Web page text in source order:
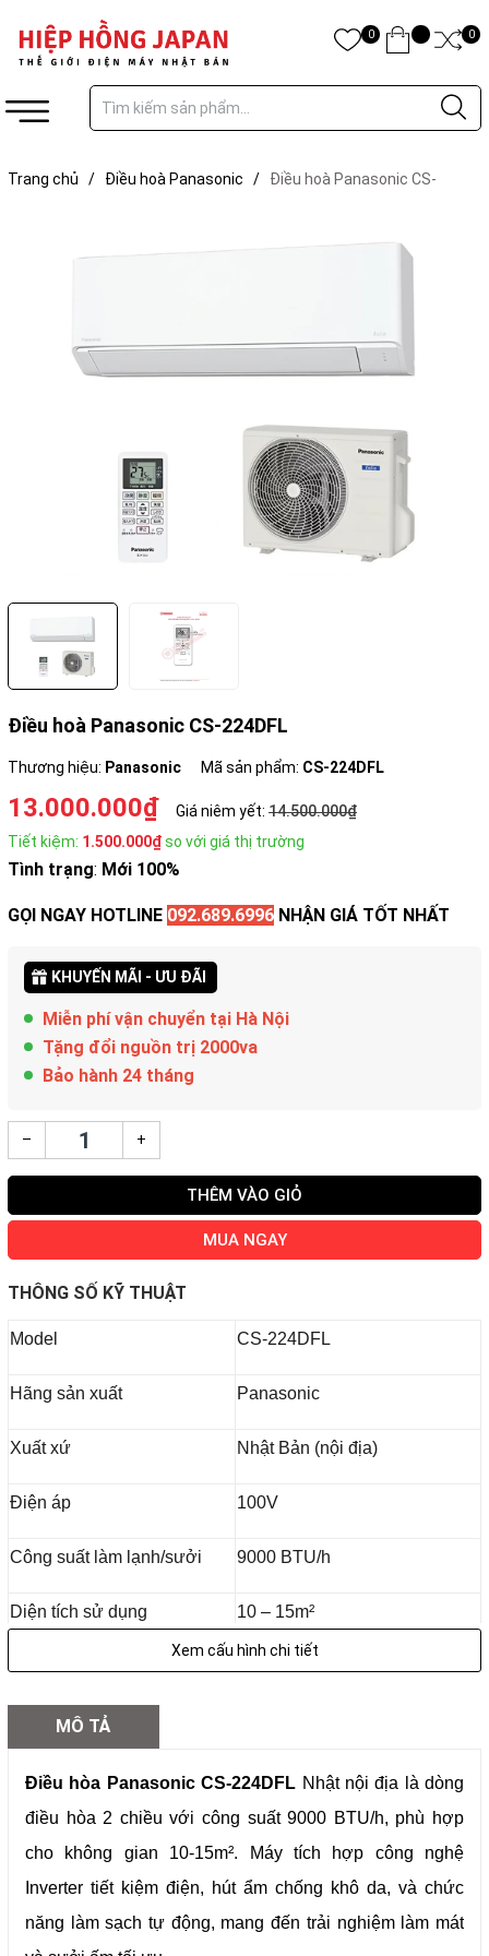
0 0
Trang chủ / Điều hoà Panasonic /
Điều hoà Panasonic CS-
Điều hoà Panasonic CS-224DFL
Thương hiệu: Panasonic Mã sản phẩm: CS-224DFL
13.000.000₫ Giá niêm yết: 14.500.000₫
Tiết kiệm: 1.500.000₫so với giá thị trường
Tình trạng: Mới 100%
GỌI NGAY HOTLINE 092.689.6996 NHẬN GIÁ TỐT NHẤT
KHUYẾN MÃI - ƯU ĐÃI
Miễn phí vận chuyển tại Hà Nội
Tặng đổi nguồn trị 2000va
Bảo hành 24 tháng
– +
THÊM VÀO GIỎ
MUA NGAY
THÔNG SỐ KỸ THUẬT
Model CS-224DFL
Hãng sản xuất Panasonic
Xuất xứ Nhật Bản (nội địa)
Điện áp 100V
Công suất làm lạnh/sưởi 9000 BTU/h
Diện tích sử dụng 10 – 15m²
Màu sắc
Điện năng tiêu thụ
Kích thước dàn nóng 539 × 675 × 240 mm
Kích thước dàn lạnh 290 × 780 × 229 mm
Độ ồn 57 - 60dB
Xem cấu hình chi tiết
MÔ TẢ
Điều hòa Panasonic CS-224DFL Nhật nội địa là dòng
điều hòa 2 chiều với công suất 9000 BTU/h, phù hợp
cho không gian 10-15m². Máy tích hợp công nghệ
Inverter tiết kiệm điện, hút ẩm chống khô da, và chức
năng làm sạch tự động, mang đến trải nghiệm làm mát